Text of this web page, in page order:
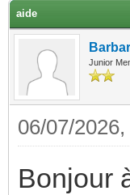
aide
Junior
06/07/
Bonjour